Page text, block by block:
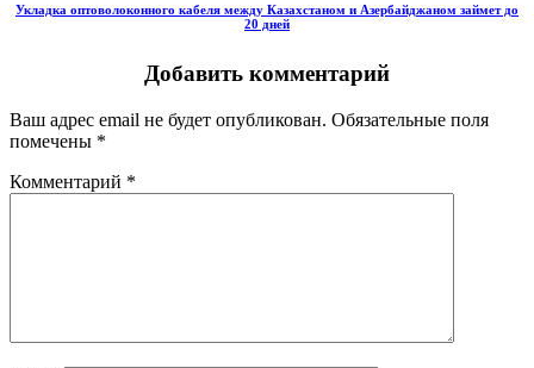
Укладка оптоволоконного кабеля между Казахстаном и Азербайджаном займет до
20 дней
Добавить комментарий
Ваш адрес email не будет опубликован. Обязательные поля
помечены *
Комментарий *